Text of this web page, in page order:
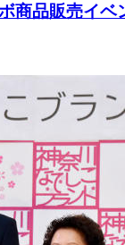
商品販売イベ